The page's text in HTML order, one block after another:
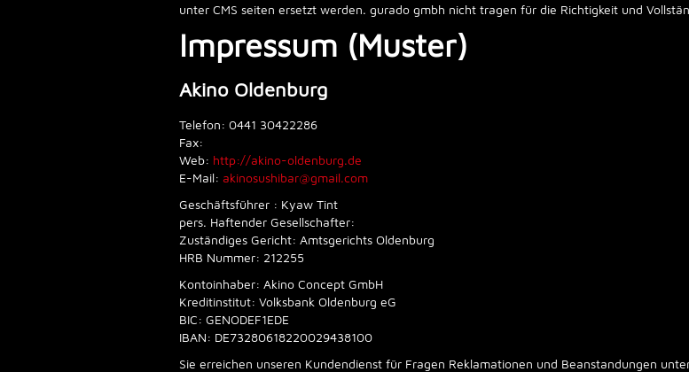
unter CMS seiten ersetzt werden. gurado gmbh nicht tragen für die Richtigkeit und
Impressum (Muster)
Akino Oldenburg
Telefon: 0441 30422286
Fax:
Web: http://akino-oldenburg.de
E-Mail: akinosushibar@gmail.com
Geschäftsführer : Kyaw Tint
pers. Haftender Gesellschafter:
Zuständiges Gericht: Amtsgerichts Oldenburg
HRB Nummer: 212255
Kontoinhaber: Akino Concept GmbH
Kreditinstitut: Volksbank Oldenburg eG
BIC: GENODEF1EDE
IBAN: DE73280618220029438100
Sie erreichen unseren Kundendienst für Fragen Reklamationen und Beanstandungen